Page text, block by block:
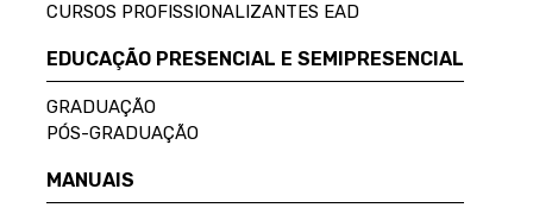
CURSOS PROFISSIONALIZANTES EAD
EDUCAÇÃO PRESENCIAL E SEMIPRESENCIAL
GRADUAÇÃO
PÓS-GRADUAÇÃO
MANUAIS